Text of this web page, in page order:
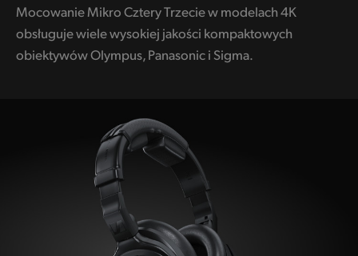
Mocowanie Mikro Cztery Trzecie w modelach 4K
obsługuje wiele wysokiej jakości kompaktowych
obiektywów Olympus, Panasonic i Sigma.